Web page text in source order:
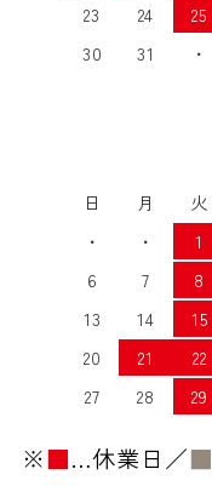
23
24 25
30
31 ・
日 月 火
・
・ 1
6
7 8
13
14 15
20
21 22
27
28 29
※■…休業日／■